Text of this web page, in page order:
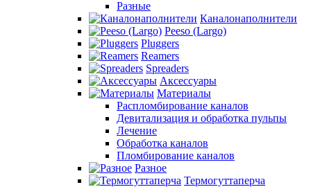
Разные
Каналонаполнители
Peeso (Largo)
Pluggers
Reamers
Spreaders
Аксессуары
Материалы
Распломбирование каналов
Девитализация и обработка пульпы
Лечение
Обработка каналов
Пломбирование каналов
Разное
Термогуттаперча